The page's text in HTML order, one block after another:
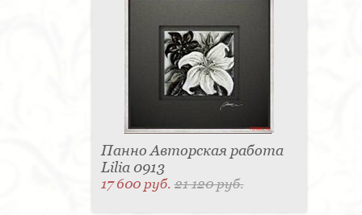
Панно Авторская работа
Lilia 0913
17 600 руб.21 120 руб.